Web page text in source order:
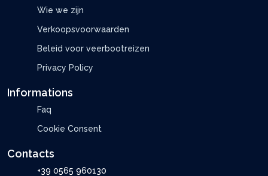
Wie we zijn
Verkoopsvoorwaarden
Beleid voor veerbootreizen
Privacy Policy
Informations
Faq
Cookie Consent
Contacts
+39 0565 960130